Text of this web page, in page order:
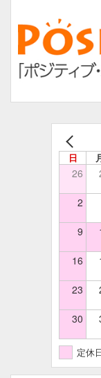
日
26
2
9
16
23
30
定休